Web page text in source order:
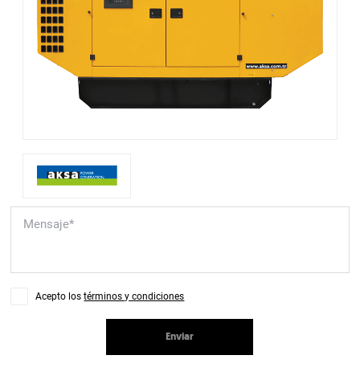
Acepto lostérminos y condiciones
Enviar